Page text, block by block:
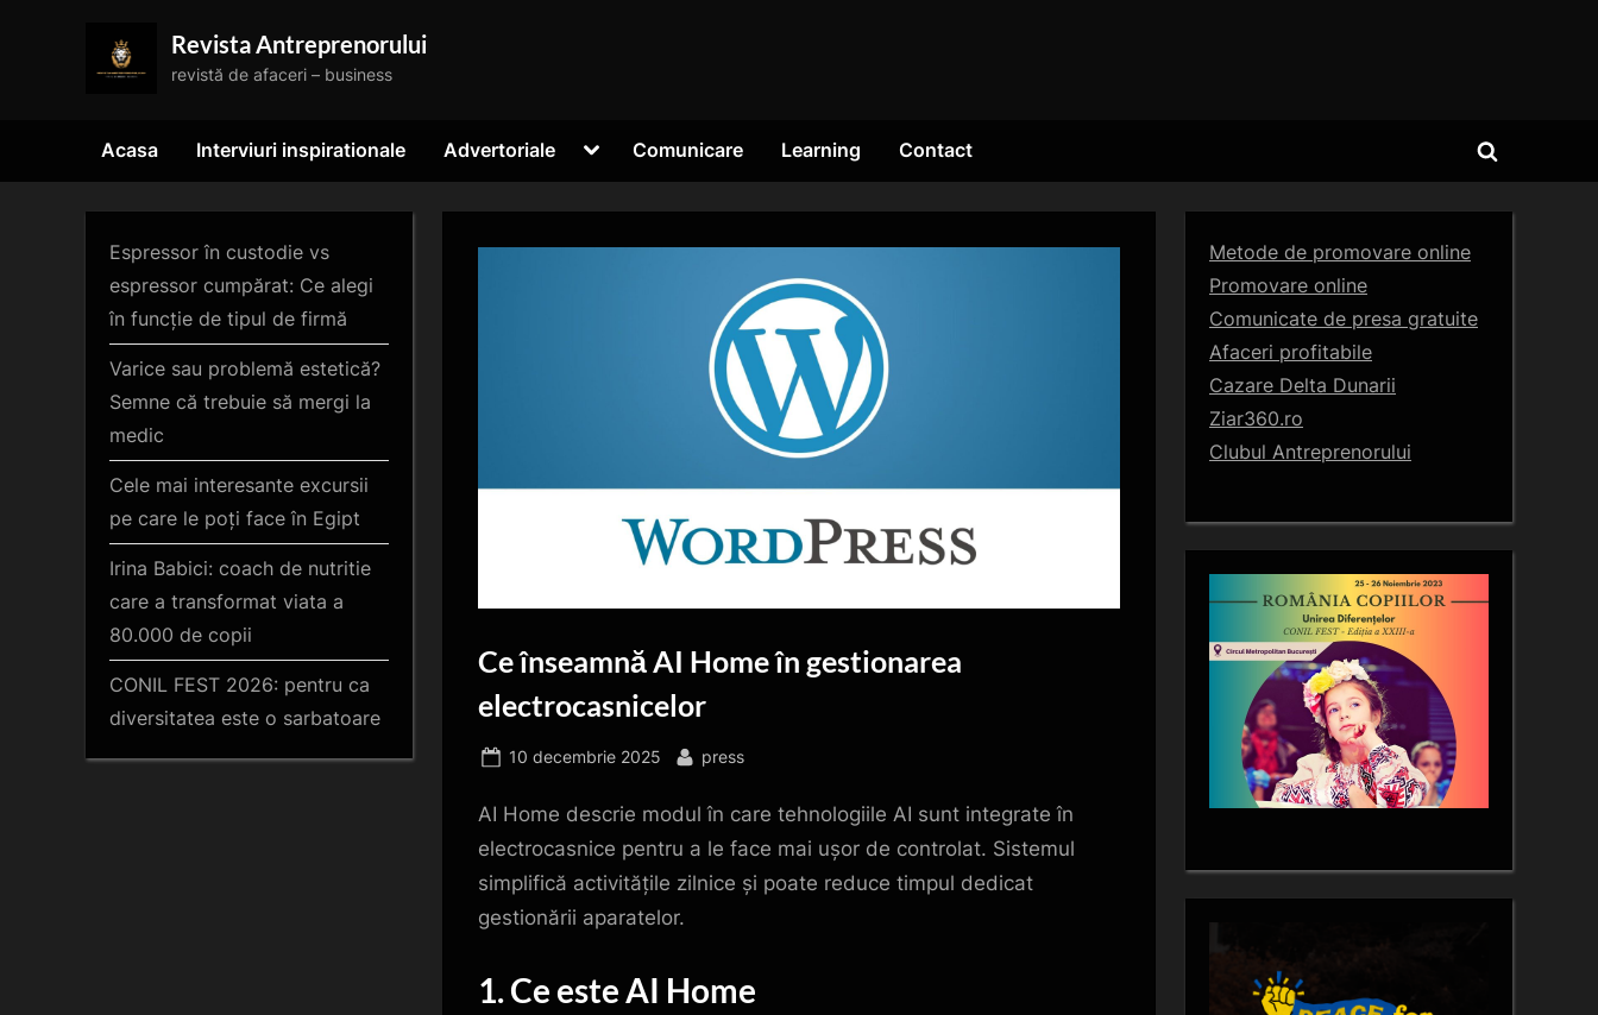
Revista Antreprenorului
revistă de afaceri – business
Acasa Interviuri inspirationale Advertoriale
Toggle
menu
Comunicare Learning Contact
Toggle
Ce înseamnă AI Home în gestionarea
electrocasnicelor
Posted
10 decembrie 2025 By
press
AI Home descrie modul în care tehnologiile AI sunt integrate în
electrocasnice pentru a le face mai ușor de controlat. Sistemul
simplifică activitățile zilnice și poate reduce timpul dedicat
gestionării aparatelor.
1. Ce este AI Home
Espressor în custodie vs
espressor cumpărat: Ce alegi
în funcție de tipul de firmă
Varice sau problemă estetică?
Semne că trebuie să mergi la
medic
Cele mai interesante excursii
pe care le poți face în Egipt
Irina Babici: coach de nutritie
care a transformat viata a
80.000 de copii
CONIL FEST 2026: pentru ca
diversitatea este o sarbatoare
Metode de promovare online
Promovare online
Comunicate de presa gratuite
Afaceri profitabile
Cazare Delta Dunarii
Ziar360.ro
Clubul Antreprenorului